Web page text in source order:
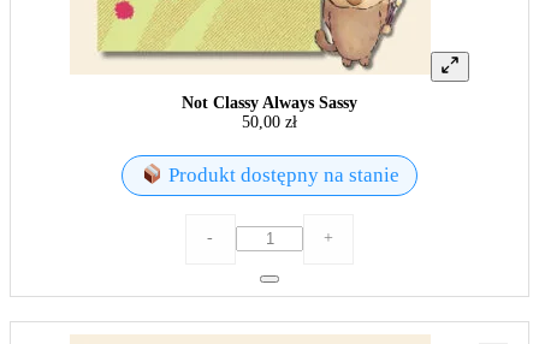
Not Classy Always Sassy
50,00 zł
Produkt dostępny na stanie
-
Not
Classy
Always
+